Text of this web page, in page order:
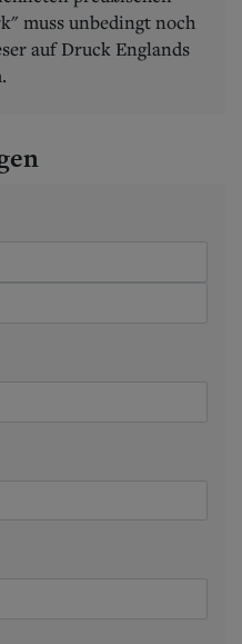
muss unbedingt noch
auf Druck Englands